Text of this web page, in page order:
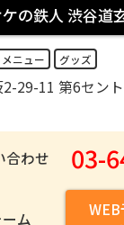
の鉄人 渋谷道
ニュー グッズ
29-11 第6セン
合わせ 03-
ム